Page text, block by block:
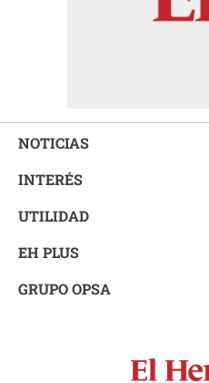
NOTICIAS
INTERÉS
UTILIDAD
EH PLUS
GRUPO OPSA